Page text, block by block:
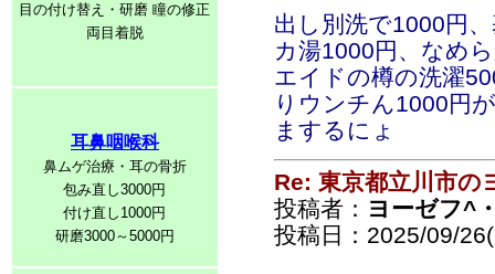
目の付け替え・研磨 瞳の修正
両目着脱
耳鼻咽喉科
鼻ムゲ治療・耳の骨折
包み直し3000円
付け直し1000円
研磨3000～5000円
出し別洗で1000円
カ湯1000円、なめ
エイドの樽の洗濯
りウンチん1000円
まするにょ
Re: 東京都立川市の
投稿者： ヨーゼフ^
投稿日：2025/09/